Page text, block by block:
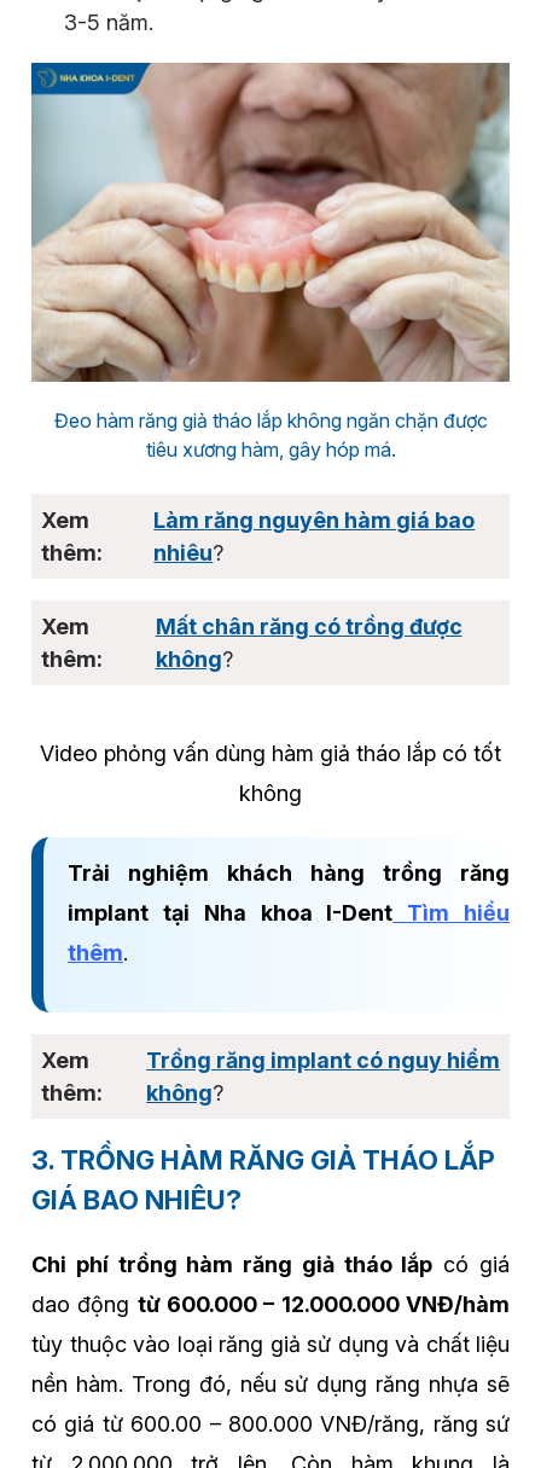
3-5 năm.
Đeo hàm răng giả tháo lắp không ngăn chặn được
tiêu xương hàm, gây hóp má.
Làm răng nguyên hàm giá bao
nhiêu?
Mất chân răng có trồng được
không?
Video phỏng vấn dùng hàm giả tháo lắp có tốt
không
Trải nghiệm khách hàng trồng răng
implant tại Nha khoa I-Dent Tìm hiểu
thêm.
Trồng răng implant có nguy hiểm
không?
3. TRỒNG HÀM RĂNG GIẢ THÁO LẮP
GIÁ BAO NHIÊU?
Chi phí trồng hàm răng giả tháo lắp có giá
dao động từ 600.000 – 12.000.000 VNĐ/hàm
tùy thuộc vào loại răng giả sử dụng và chất liệu
nền hàm. Trong đó, nếu sử dụng răng nhựa sẽ
có giá từ 600.00 – 800.000 VNĐ/răng, răng sứ